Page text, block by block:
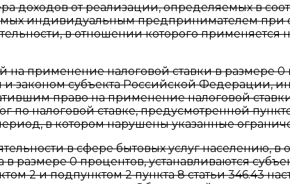
доходов от реализации, определяемых в
индивидуальным предпринимателем при
в отношении которого применяется
на применение налоговой ставки в размере 0
и законом субъекта Российской Федерации,
право на применение налоговой
по налоговой ставке, предусмотренной
в котором нарушены указанные
в сфере бытовых услуг населению, в
в размере 0 процентов, устанавливаются
2 и подпунктом 2 пункта 8 статьи 346.43